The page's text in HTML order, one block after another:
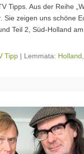
Tipps. Aus der Reihe
Sie zeigen uns schöne
Teil 2, Süd-Holland
Tipp | Lemmata: Holland